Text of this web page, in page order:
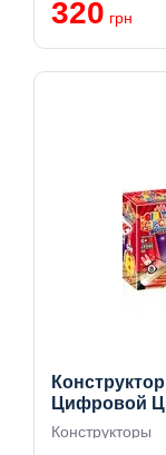
320 грн
Цифровой
Конструкторы